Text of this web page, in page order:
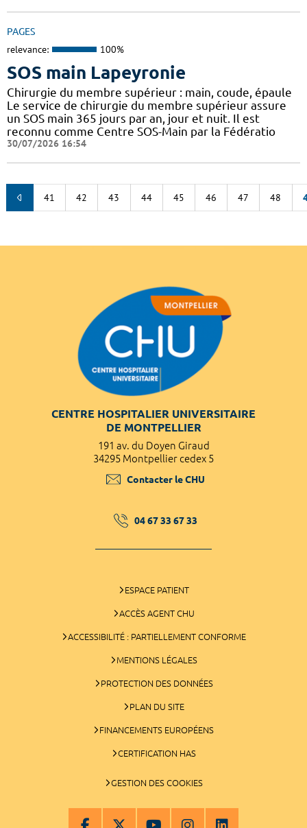
PAGES
relevance: 100%
SOS main Lapeyronie
Chirurgie du membre supérieur : main, coude, épaule
Le service de chirurgie du membre supérieur assure
un SOS main 365 jours par an, jour et nuit. Il est
reconnu comme Centre SOS-Main par la Fédératio
30/07/2026 16:54
41 42 43 44 45 46 47 48
CENTRE HOSPITALIER UNIVERSITAIRE
DE MONTPELLIER
191 av. du Doyen Giraud
34295 Montpellier cedex 5
Contacter le CHU
04 67 33 67 33
ESPACE PATIENT
ACCÈS AGENT CHU
ACCESSIBILITÉ : PARTIELLEMENT CONFORME
MENTIONS LÉGALES
PROTECTION DES DONNÉES
PLAN DU SITE
FINANCEMENTS EUROPÉENS
CERTIFICATION HAS
GESTION DES COOKIES